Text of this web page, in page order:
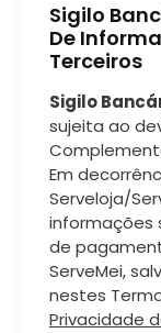
Sigilo
De
Terceiros
Sigilo
sujeita ao
Em
Serveloja/
informações
de
ServeMei,
nestes
Privacidade